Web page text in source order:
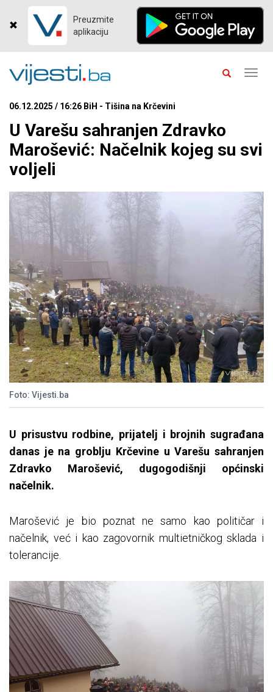
Preuzmite
aplikaciju
06.12.2025 / 16:26 BiH - Tišina na Krčevini
U Varešu sahranjen Zdravko
Marošević: Načelnik kojeg su svi
voljeli
Foto: Vijesti.ba
U prisustvu rodbine, prijatelj i brojnih sugrađana
danas je na groblju Krčevine u Varešu sahranjen
Zdravko Marošević, dugogodišnji općinski
načelnik.
Marošević je bio poznat ne samo kao političar i
načelnik, već i kao zagovornik multietničkog sklada i
tolerancije.